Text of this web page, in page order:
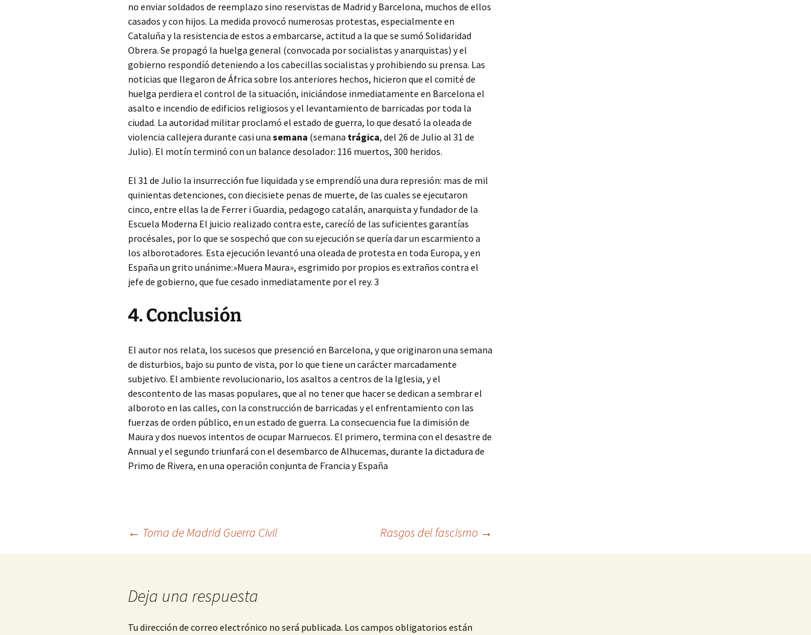
no enviar soldados de reemplazo sino reservistas de Madrid y Barcelona, muchos de ellos
casados y con hijos. La medida provocó numerosas protestas, especialmente en
Cataluña y la resistencia de estos a embarcarse, actitud a la que se sumó Solidaridad
Obrera. Se propagó la huelga general (convocada por socialistas y anarquistas) y el
gobierno respondíó deteniendo a los cabecillas socialistas y prohibiendo su prensa. Las
noticias que llegaron de África sobre los anteriores hechos, hicieron que el comité de
huelga perdiera el control de la situación, iniciándose inmediatamente en Barcelona el
asalto e incendio de edificios religiosos y el levantamiento de barricadas por toda la
ciudad. La autoridad militar proclamó el estado de guerra, lo que desató la oleada de
violencia callejera durante casi una semana (semana trágica, del 26 de Julio al 31 de
Julio). El motín terminó con un balance desolador: 116 muertos, 300 heridos.
El 31 de Julio la insurrección fue liquidada y se emprendíó una dura represión: mas de mil
quinientas detenciones, con diecisiete penas de muerte, de las cuales se ejecutaron
cinco, entre ellas la de Ferrer i Guardia, pedagogo catalán, anarquista y fundador de la
Escuela Moderna El juicio realizado contra este, carecíó de las suficientes garantías
procésales, por lo que se sospechó que con su ejecución se quería dar un escarmiento a
los alborotadores. Esta ejecución levantó una oleada de protesta en toda Europa, y en
España un grito unánime:»Muera Maura», esgrimido por propios es extraños contra el
jefe de gobierno, que fue cesado inmediatamente por el rey. 3
4. Conclusión
El autor nos relata, los sucesos que presenció en Barcelona, y que originaron una semana
de disturbios, bajo su punto de vista, por lo que tiene un carácter marcadamente
subjetivo. El ambiente revolucionario, los asaltos a centros de la Iglesia, y el
descontento de las masas populares, que al no tener que hacer se dedican a sembrar el
alboroto en las calles, con la construcción de barricadas y el enfrentamiento con las
fuerzas de orden público, en un estado de guerra. La consecuencia fue la dimisión de
Maura y dos nuevos intentos de ocupar Marruecos. El primero, termina con el desastre de
Annual y el segundo triunfará con el desembarco de Alhucemas, durante la dictadura de
Primo de Rivera, en una operación conjunta de Francia y España
Navegación
← Toma de Madrid Guerra Civil Rasgos del fascismo →
Deja una respuesta
Tu dirección de correo electrónico no será publicada. Los campos obligatorios están